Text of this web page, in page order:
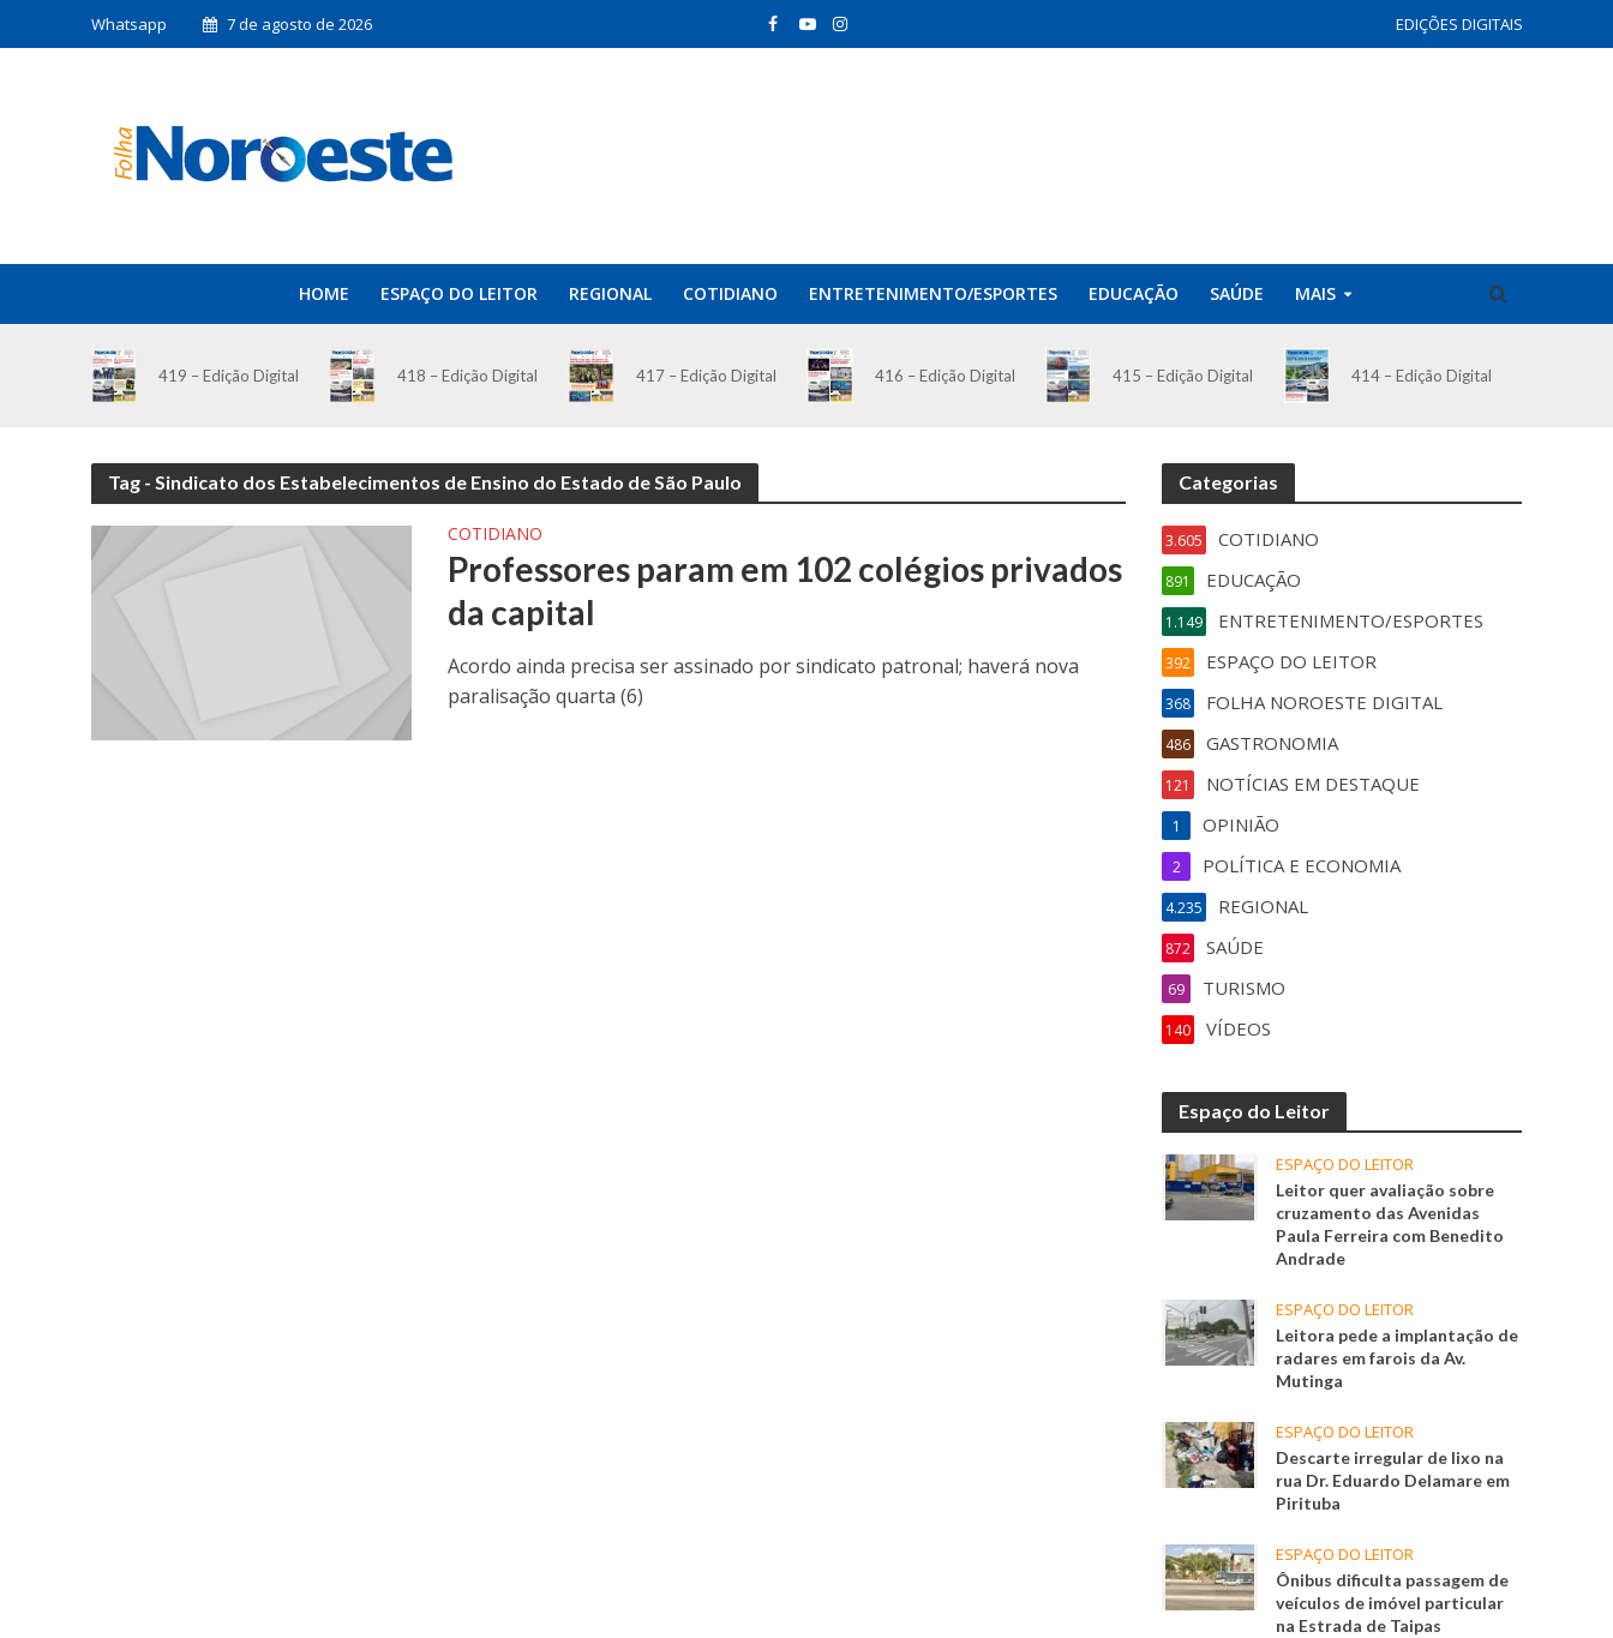
Whatsapp 7 de agosto de 2026 EDIÇÕES DIGITAIS
HOME ESPAÇO DO LEITOR REGIONAL COTIDIANO ENTRETENIMENTO/ESPORTES EDUCAÇÃO SAÚDE MAIS
419 – Edição Digital 418 – Edição Digital 417 – Edição Digital 416 – Edição Digital 415 – Edição Digital 414 – Edição Digital
Tag - Sindicato dos Estabelecimentos de Ensino do Estado de São Paulo
COTIDIANO
Professores param em 102 colégios privados
da capital
Acordo ainda precisa ser assinado por sindicato patronal; haverá nova
paralisação quarta (6)
Categorias
COTIDIANO
3.605
EDUCAÇÃO
891
ENTRETENIMENTO/ESPORTES
1.149
ESPAÇO DO LEITOR
392
FOLHA NOROESTE DIGITAL
368
GASTRONOMIA
486
NOTÍCIAS EM DESTAQUE
121
OPINIÃO
1
POLÍTICA E ECONOMIA
2
REGIONAL
4.235
SAÚDE
872
TURISMO
69
VÍDEOS
140
Espaço do Leitor
ESPAÇO DO LEITOR
Leitor quer avaliação sobre
cruzamento das Avenidas
Paula Ferreira com Benedito
Andrade
ESPAÇO DO LEITOR
Leitora pede a implantação de
radares em farois da Av.
Mutinga
ESPAÇO DO LEITOR
Descarte irregular de lixo na
rua Dr. Eduardo Delamare em
Pirituba
ESPAÇO DO LEITOR
Ônibus dificulta passagem de
veículos de imóvel particular
na Estrada de Taipas